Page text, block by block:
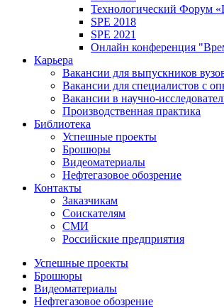
Технологический Форум
SPE 2018
SPE 2021
Онлайн конференция
Карьера
Вакансии для выпускников
Вакансии для специалистов с
Вакансии в научно-
Производственная практика
Библиотека
Успешные проекты
Брошюры
Видеоматериалы
Нефтегазовое обозрение
Контакты
Заказчикам
Соискателям
СМИ
Российские предприятия
Успешные проекты
Брошюры
Видеоматериалы
Нефтегазовое обозрение